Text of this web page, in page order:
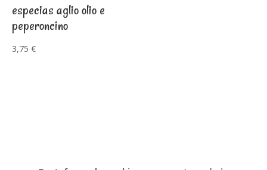
especias aglio olio e
peperoncino
3,75 €